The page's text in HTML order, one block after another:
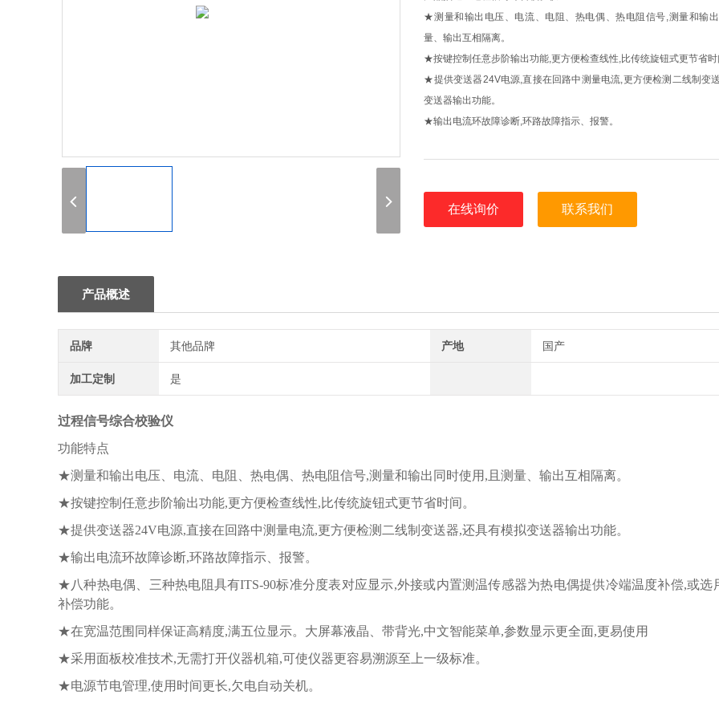
★测量和输出电压、电流、电阻、热电偶、热电阻信号,测量和输
量、输出互相隔离。
★按键控制任意步阶输出功能,更方便检查线性,比传统旋钮式更节省时
★提供变送器24V电源,直接在回路中测量电流,更方便检测二线制变
变送器输出功能。
★输出电流环故障诊断,环路故障指示、报警。
在线询价 联系我们
产品概述
品牌 其他品牌 产地 国产
加工定制 是
过程信号综合校验仪
功能特点
★测量和输出电压、电流、电阻、热电偶、热电阻信号,测量和输出同时使用,且测量、输出互相隔离。
★按键控制任意步阶输出功能,更方便检查线性,比传统旋钮式更节省时间。
★提供变送器24V电源,直接在回路中测量电流,更方便检测二线制变送器,还具有模拟变送器输出功能。
★输出电流环故障诊断,环路故障指示、报警。
★八种热电偶、三种热电阻具有ITS-90标准分度表对应显示,外接或内置测温传感器为热电偶提供冷端温度补偿,或选
补偿功能。
★在宽温范围同样保证高精度,满五位显示。大屏幕液晶、带背光,中文智能菜单,参数显示更全面,更易使用
★采用面板校准技术,无需打开仪器机箱,可使仪器更容易溯源至上一级标准。
★电源节电管理,使用时间更长,欠电自动关机。